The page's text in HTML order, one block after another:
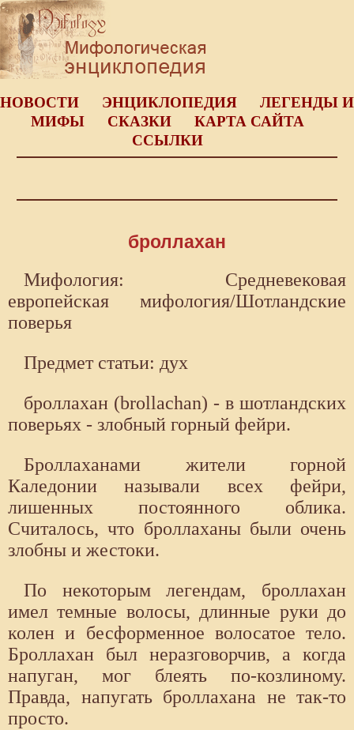
НОВОСТИ ЭНЦИКЛОПЕДИЯ
ЛЕГЕНДЫ И
МИФЫ
СКАЗКИ
КАРТА САЙТА
ССЫЛКИ
броллахан
Мифология: Средневековая
европейская мифология/Шотландские
поверья
Предмет статьи: дух
броллахан (brollachan) - в шотландских
поверьях - злобный горный фейри.
Броллаханами жители горной
Каледонии называли всех фейри,
лишенных постоянного облика.
Считалось, что броллаханы были очень
злобны и жестоки.
По некоторым легендам, броллахан
имел темные волосы, длинные руки до
колен и бесформенное волосатое тело.
Броллахан был неразговорчив, а когда
напуган, мог блеять по-козлиному.
Правда, напугать броллахана не так-то
просто.